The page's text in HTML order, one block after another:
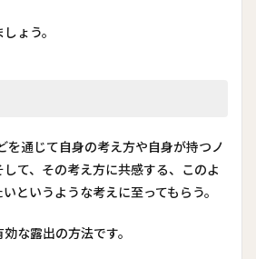
ょう。
を通じて自身の考え方や自身が持つノ
て、その考え方に共感する、このよ
というような考えに至ってもらう。
な露出の方法です。